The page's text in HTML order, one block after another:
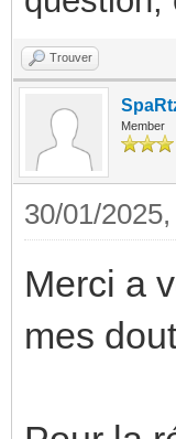
Trouver
Member
30/01/
Merci a
mes